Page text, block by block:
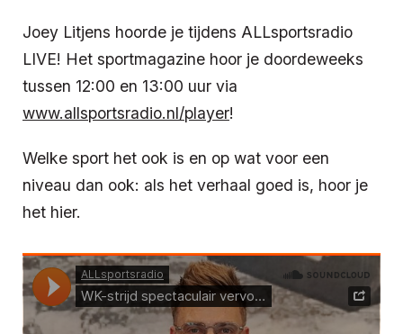
Joey Litjens hoorde je tijdens ALLsportsradio
LIVE! Het sportmagazine hoor je doordeweeks
tussen 12:00 en 13:00 uur via
www.allsportsradio.nl/player!
Welke sport het ook is en op wat voor een
niveau dan ook: als het verhaal goed is, hoor je
het hier.